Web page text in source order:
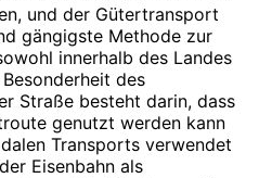
und der Gütertransport
gängigste Methode zur
innerhalb des Landes
des
Straße besteht darin, dass
genutzt werden kann
Transports verwendet
Eisenbahn als